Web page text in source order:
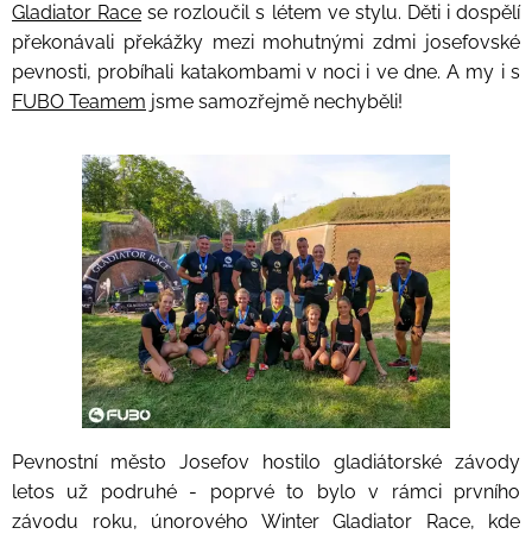
Gladiator Race se rozloučil s létem ve stylu. Děti i dospělí
překonávali překážky mezi mohutnými zdmi josefovské
pevnosti, probíhali katakombami v noci i ve dne. A my i s
FUBO Teamem jsme samozřejmě nechyběli!
Pevnostní město Josefov hostilo gladiátorské závody
letos už podruhé - poprvé to bylo v rámci prvního
závodu roku, únorového Winter Gladiator Race, kde